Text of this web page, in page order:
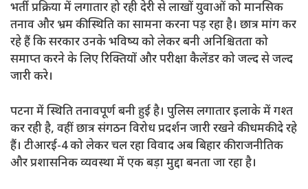
भर्ती प्रक्रिया में लगातार हो रही देरी से लाखों युवाओं को मानसिक
तनाव और भ्रम की स्थिति का सामना करना पड़ रहा है। छात्र मांग कर
रहे हैं कि सरकार उनके भविष्य को लेकर बनी अनिश्चितता को
समाप्त करने के लिए रिक्तियों और परीक्षा कैलेंडर को जल्द से जल्द
जारी करे।
पटना में स्थिति तनावपूर्ण बनी हुई है। पुलिस लगातार इलाके में गश्त
कर रही है, वहीं छात्र संगठन विरोध प्रदर्शन जारी रखने की धमकी दे रहे
हैं। टीआरई-4 को लेकर चल रहा विवाद अब बिहार की राजनीतिक
और प्रशासनिक व्यवस्था में एक बड़ा मुद्दा बनता जा रहा है।